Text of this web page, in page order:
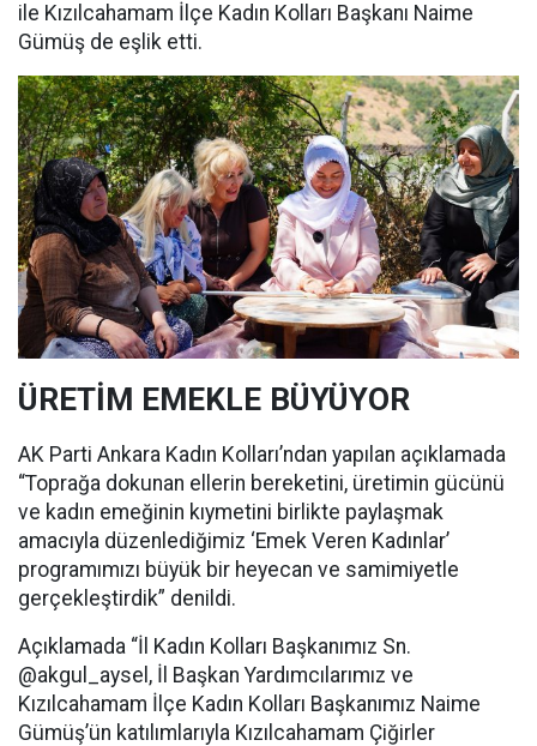
ile Kızılcahamam İlçe Kadın Kolları Başkanı Naime
Gümüş de eşlik etti.
ÜRETİM EMEKLE BÜYÜYOR
AK Parti Ankara Kadın Kolları’ndan yapılan açıklamada
“Toprağa dokunan ellerin bereketini, üretimin gücünü
ve kadın emeğinin kıymetini birlikte paylaşmak
amacıyla düzenlediğimiz ‘Emek Veren Kadınlar’
programımızı büyük bir heyecan ve samimiyetle
gerçekleştirdik” denildi.
Açıklamada “İl Kadın Kolları Başkanımız Sn.
@akgul_aysel, İl Başkan Yardımcılarımız ve
Kızılcahamam İlçe Kadın Kolları Başkanımız Naime
Gümüş’ün katılımlarıyla Kızılcahamam Çiğirler